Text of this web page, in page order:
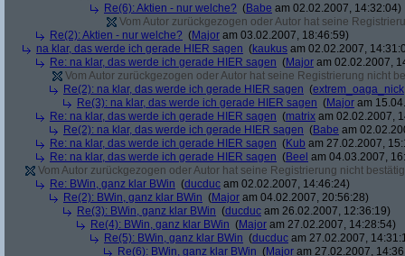
Re(6): Aktien - nur welche? (Babe am 02.02.2007, 14:32:04)
Vom Autor zurückgezogen oder Autor hat seine
Re(2): Aktien - nur welche? (Major am 03.02.2007, 18:46:59)
na klar, das werde ich gerade HIER sagen (kaukus am 02.02.2007,
Re: na klar, das werde ich gerade HIER sagen (Major am 02.02.2007,
Vom Autor zurückgezogen oder Autor hat seine Registrierung nicht
Re(2): na klar, das werde ich gerade HIER sagen (extrem_oaga_nick
Re(3): na klar, das werde ich gerade HIER sagen (Major am
Re: na klar, das werde ich gerade HIER sagen (matrix am 02.02.2007,
Re(2): na klar, das werde ich gerade HIER sagen (Babe am
Re: na klar, das werde ich gerade HIER sagen (Kub am 27.02.2007,
Re: na klar, das werde ich gerade HIER sagen (Beel am 04.03.2007,
Vom Autor zurückgezogen oder Autor hat seine Registrierung nicht
Re: BWin, ganz klar BWin (ducduc am 02.02.2007, 14:46:24)
Re(2): BWin, ganz klar BWin (Major am 04.02.2007, 20:56:28)
Re(3): BWin, ganz klar BWin (ducduc am 26.02.2007, 12:36:19)
Re(4): BWin, ganz klar BWin (Major am 27.02.2007, 14:28:54)
Re(5): BWin, ganz klar BWin (ducduc am 27.02.2007,
Re(6): BWin, ganz klar BWin (Major am 27.02.2007,